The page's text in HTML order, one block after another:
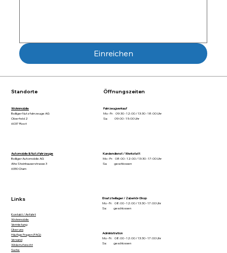
Einreichen
Standorte Öffnungszeiten
Links
Wohnmobile
Bolliger Nutzfahrzeuge AG
Oberfeld 2
6037 Root
Fahrzeugverkauf
Mo - Fr: 09:30 - 12:00 / 13:30 - 18:00 Uhr
Sa: 09:00 - 15:00 Uhr
Ersatzteillager / Zubehör-Shop
Mo - Fr: 08:00 - 12:00 / 13:30 - 17:00 Uhr
Sa: geschlossen
Kontakt / Anfahrt
Wohnmobile
Vermietung
Über uns
Häufige Fragen (FAQ)
Versand
Widerrufsrecht
Suche
Automobile & Nutzfahrzeuge
Bolliger Automobile AG
Alte Steinhauserstrasse 3
6330 Cham
Kundendienst / Werkstatt
Mo - Fr: 08:00 - 12:00 / 13:30 - 17:00 Uhr
Sa: geschlossen
Administration
Mo - Fr: 08:00 - 12:00 / 13:30 - 17:00 Uhr
Sa: geschlossen